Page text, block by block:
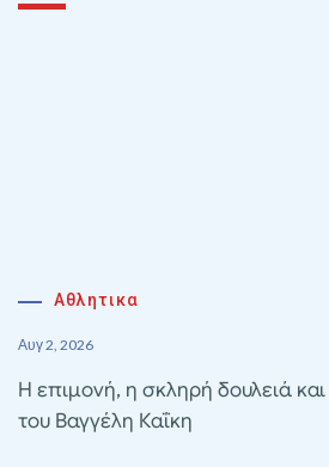
Αθλητικα
Αυγ 2, 2026
Η επιμονή, η σκληρή δουλειά
του Βαγγέλη Καΐκη